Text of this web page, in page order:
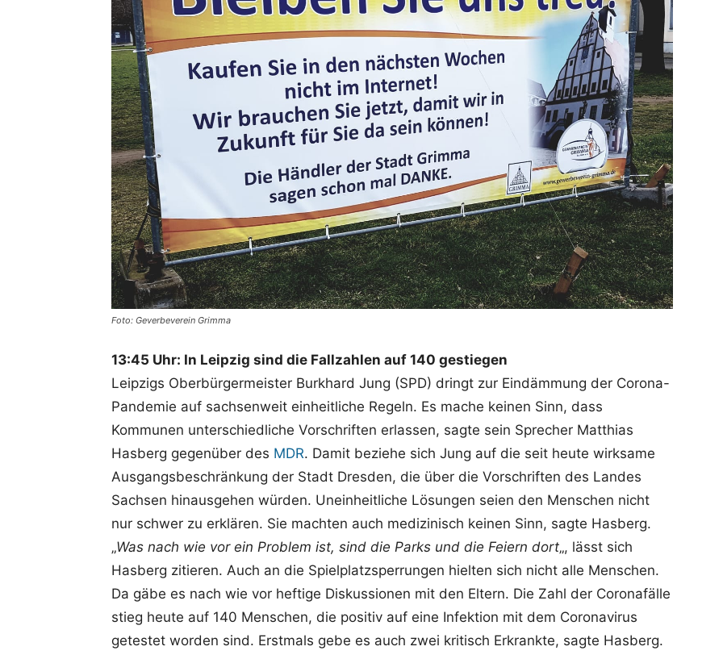
Foto: Geverbeverein Grimma
13:45 Uhr: In Leipzig sind die Fallzahlen auf 140 gestiegen
Leipzigs Oberbürgermeister Burkhard Jung (SPD) dringt zur Eindämmung der Corona-
Pandemie auf sachsenweit einheitliche Regeln. Es mache keinen Sinn, dass
Kommunen unterschiedliche Vorschriften erlassen, sagte sein Sprecher Matthias
Hasberg gegenüber des MDR. Damit beziehe sich Jung auf die seit heute wirksame
Ausgangsbeschränkung der Stadt Dresden, die über die Vorschriften des Landes
Sachsen hinausgehen würden. Uneinheitliche Lösungen seien den Menschen nicht
nur schwer zu erklären. Sie machten auch medizinisch keinen Sinn, sagte Hasberg.
„Was nach wie vor ein Problem ist, sind die Parks und die Feiern dort„, lässt sich
Hasberg zitieren. Auch an die Spielplatzsperrungen hielten sich nicht alle Menschen.
Da gäbe es nach wie vor heftige Diskussionen mit den Eltern. Die Zahl der Coronafälle
stieg heute auf 140 Menschen, die positiv auf eine Infektion mit dem Coronavirus
getestet worden sind. Erstmals gebe es auch zwei kritisch Erkrankte, sagte Hasberg.